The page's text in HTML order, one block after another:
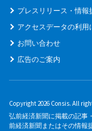
プレスリリース・情報
アクセスデータの利用
お問い合わせ
広告のご案内
Copyright 2026 Consis. All
弘前経済新聞に掲載の記事
前経済新聞またはその情報